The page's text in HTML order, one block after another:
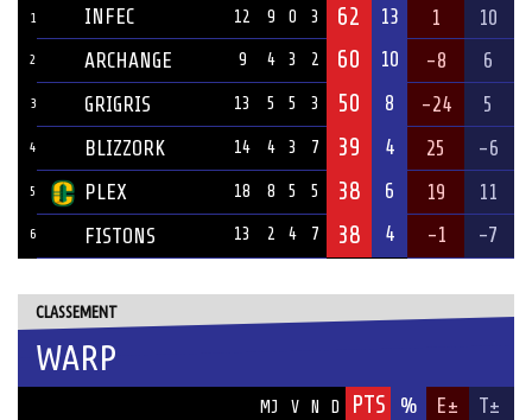
1 INFEC 12 9 0 3 62 13 1 10
2 ARCHANGE 9 4 3 2 60 10 -8 6
3 GRIGRIS 13 5 5 3 50 8 -24 5
4 BLIZZORK 14 4 3 7 39 4 25 -6
5 PLEX 18 8 5 5 38 6 19 11
6 FISTONS 13 2 4 7 38 4 -1 -7
CLASSEMENT
WARP
MJ V N D PTS % E± T±